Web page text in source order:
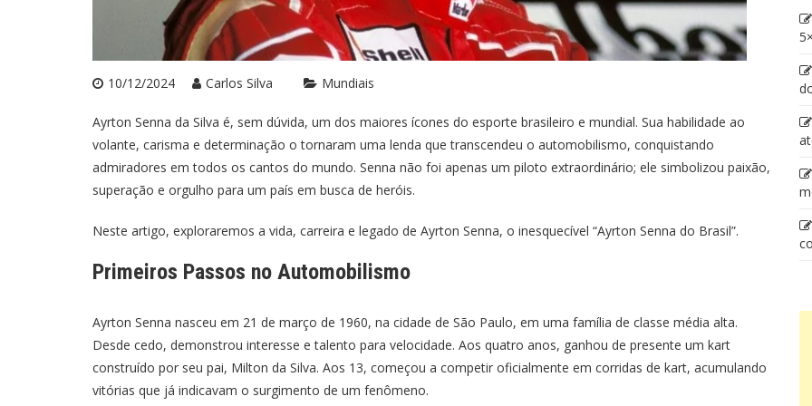
10/12/2024 Carlos Silva Mundiais
Ayrton Senna da Silva é, sem dúvida, um dos maiores ícones do esporte brasileiro e mundial. Sua habilidade ao
volante, carisma e determinação o tornaram uma lenda que transcendeu o automobilismo, conquistando
admiradores em todos os cantos do mundo. Senna não foi apenas um piloto extraordinário; ele simbolizou paixão,
superação e orgulho para um país em busca de heróis.
Neste artigo, exploraremos a vida, carreira e legado de Ayrton Senna, o inesquecível “Ayrton Senna do Brasil”.
Primeiros Passos no Automobilismo
Ayrton Senna nasceu em 21 de março de 1960, na cidade de São Paulo, em uma família de classe média alta.
Desde cedo, demonstrou interesse e talento para velocidade. Aos quatro anos, ganhou de presente um kart
construído por seu pai, Milton da Silva. Aos 13, começou a competir oficialmente em corridas de kart, acumulando
vitórias que já indicavam o surgimento de um fenômeno.